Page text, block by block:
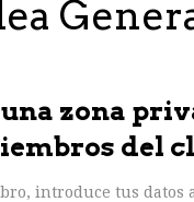
una zona
del
introduce tus datos